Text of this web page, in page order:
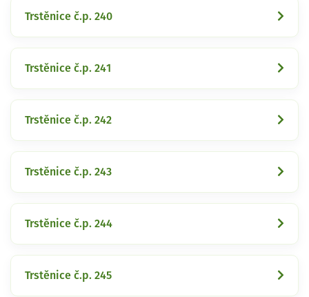
Trstěnice č.p. 240
Trstěnice č.p. 241
Trstěnice č.p. 242
Trstěnice č.p. 243
Trstěnice č.p. 244
Trstěnice č.p. 245